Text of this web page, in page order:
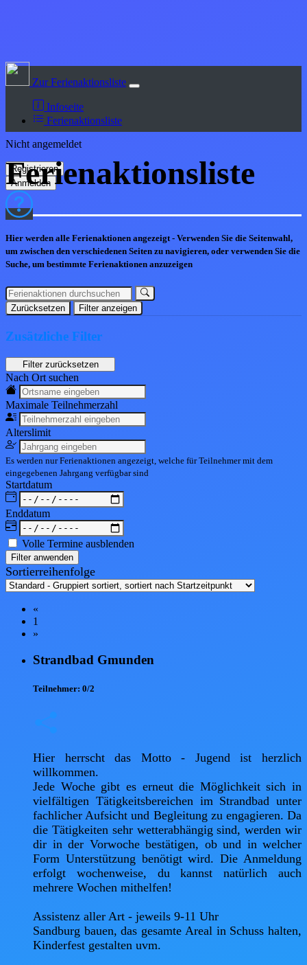
Zur Ferienaktionsliste
Infoseite
Ferienaktionsliste
Nicht angemeldet
Ferienaktionsliste
Hier werden alle Ferienaktionen angezeigt - Verwenden Sie die Seitenwahl,
um zwischen den verschiedenen Seiten zu navigieren, oder verwenden Sie die
Suche, um bestimmte Ferienaktionen anzuzeigen
Zurücksetzen Filter anzeigen
Zusätzliche Filter
Nach Ort suchen
Maximale Teilnehmerzahl
Alterslimit
Es werden nur Ferienaktionen angezeigt, welche für Teilnehmer mit dem
eingegebenen Jahrgang verfügbar sind
Startdatum
Enddatum
Volle Termine ausblenden
Filter anwenden
Sortierreihenfolge
«
1
»
Strandbad Gmunden
Teilnehmer: 0/2
Hier herrscht das Motto - Jugend ist herzlich
willkommen.
Jede Woche gibt es erneut die Möglichkeit sich in
vielfältigen Tätigkeitsbereichen im Strandbad unter
fachlicher Aufsicht und Begleitung zu engagieren. Da
die Tätigkeiten sehr wetterabhängig sind, werden wir
dir in der Vorwoche bestätigen, ob und in welcher
Form Unterstützung benötigt wird. Die Anmeldung
erfolgt wochenweise, du kannst natürlich auch
mehrere Wochen mithelfen!
Assistenz aller Art - jeweils 9-11 Uhr
Sandburg bauen, das gesamte Areal in Schuss halten,
Kinderfest gestalten uvm.